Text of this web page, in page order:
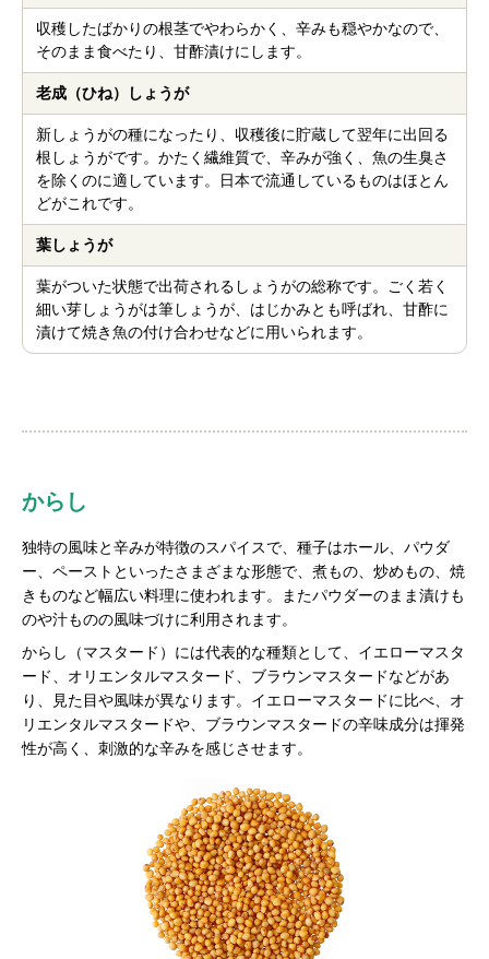
収穫したばかりの根茎でやわらかく、辛みも穏やかなので、
そのまま食べたり、甘酢漬けにします。
老成（ひね）しょうが
新しょうがの種になったり、収穫後に貯蔵して翌年に出回る
根しょうがです。かたく繊維質で、辛みが強く、魚の生臭さ
を除くのに適しています。日本で流通しているものはほとん
どがこれです。
葉しょうが
葉がついた状態で出荷されるしょうがの総称です。ごく若く
細い芽しょうがは筆しょうが、はじかみとも呼ばれ、甘酢に
漬けて焼き魚の付け合わせなどに用いられます。
からし
独特の風味と辛みが特徴のスパイスで、種子はホール、パウダ
ー、ペーストといったさまざまな形態で、煮もの、炒めもの、焼
きものなど幅広い料理に使われます。またパウダーのまま漬けも
のや汁ものの風味づけに利用されます。
からし（マスタード）には代表的な種類として、イエローマスタ
ード、オリエンタルマスタード、ブラウンマスタードなどがあ
り、見た目や風味が異なります。イエローマスタードに比べ、オ
リエンタルマスタードや、ブラウンマスタードの辛味成分は揮発
性が高く、刺激的な辛みを感じさせます。